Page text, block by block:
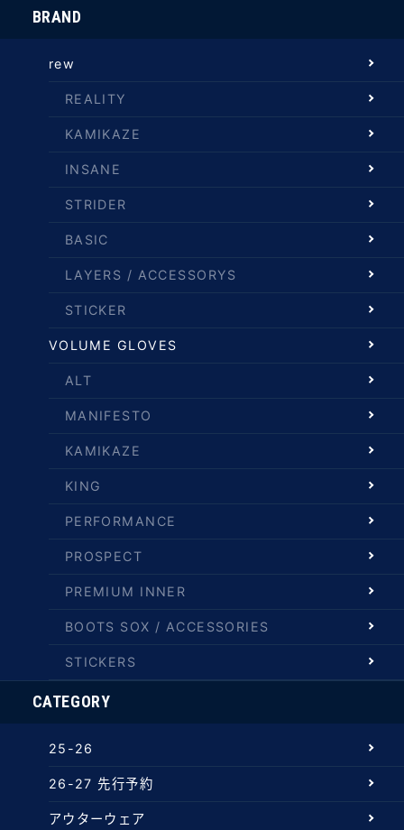
BRAND
rew
REALITY
KAMIKAZE
INSANE
STRIDER
BASIC
LAYERS / ACCESSORYS
STICKER
VOLUME GLOVES
ALT
MANIFESTO
KAMIKAZE
KING
PERFORMANCE
PROSPECT
PREMIUM INNER
BOOTS SOX / ACCESSORIES
STICKERS
CATEGORY
25-26
26-27 先行予約
アウターウェア